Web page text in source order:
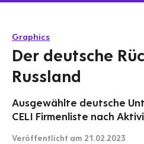
Graphics
Der deutsche
Russland
Ausgewählte deutsche
CELI Firmenliste nach
Veröffentlicht am 21.02.2023